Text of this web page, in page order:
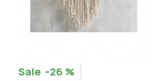
-26 %